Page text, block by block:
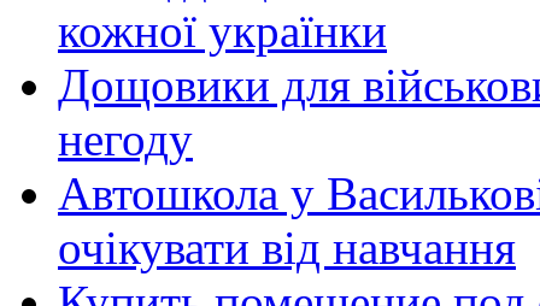
кожної українки
Дощовики для
негоду
Автошкола у
очікувати від навчання